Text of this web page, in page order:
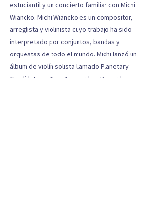
estudiantil y un concierto familiar con Michi
Wiancko. Michi Wiancko es un compositor,
arreglista y violinista cuyo trabajo ha sido
interpretado por conjuntos, bandas y
orquestas de todo el mundo. Michi lanzó un
álbum de violín solista llamado Planetary
Candidate en New Amsterdam Records, y es